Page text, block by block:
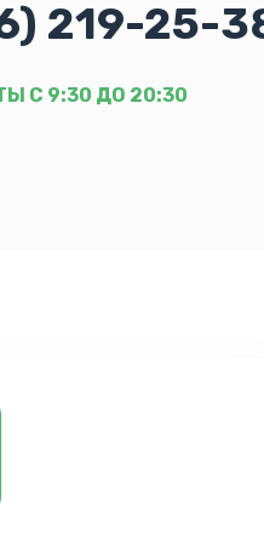
219-25-
С 9:30 ДО 20:30